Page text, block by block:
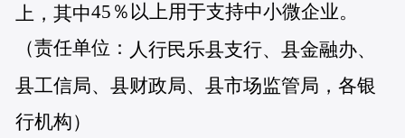
上，其中45％以上用于支持中小微企业。
（责任单位： 人行民乐县支行、县金融办、
县工信局、县财政局、县市场监管局，各银
行机构）